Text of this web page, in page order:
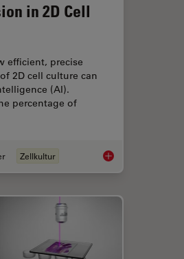
Counting
in 2D Cell
efficient, precise
2D cell culture can
(AI).
percentage of
Zellkultur AI Confluency